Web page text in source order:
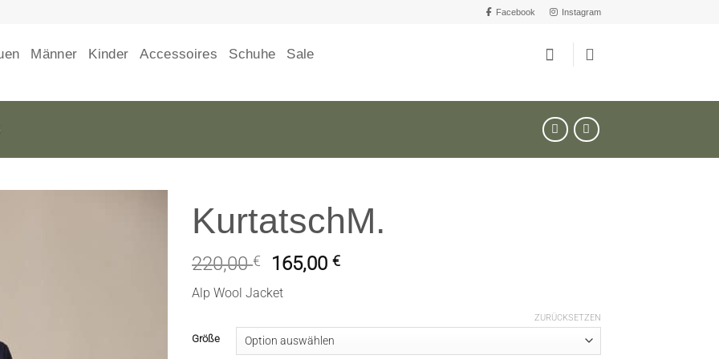
Facebook Instagram
Männer Kinder Accessoires Schuhe Sale
KurtatschM.
220,00€ 165,00€
Alp Wool Jacket
Größe
ZURÜCKSETZEN